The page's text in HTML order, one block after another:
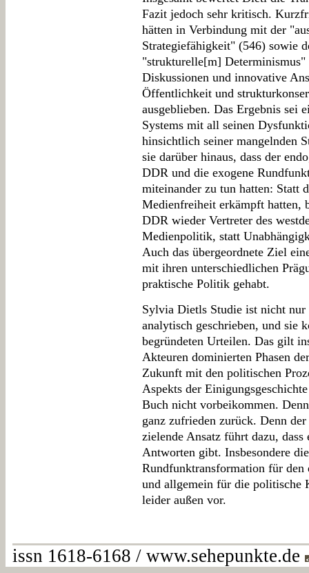
Fazit jedoch sehr kritisch.
hätten in Verbindung mit der
Strategiefähigkeit" (546) sowie
"strukturelle[m]
Diskussionen und innovative
Öffentlichkeit und
ausgeblieben. Das Ergebnis sei
Systems mit all seinen
hinsichtlich seiner mangelnden
sie darüber hinaus, dass der
DDR und die exogene
miteinander zu tun hatten: Statt
Medienfreiheit erkämpft hatten,
DDR wieder Vertreter des
Medienpolitik, statt
Auch das übergeordnete Ziel
mit ihren unterschiedlichen
praktische Politik gehabt.
Sylvia Dietls Studie ist nicht nur
analytisch geschrieben, und sie
begründeten Urteilen. Das gilt
Akteuren dominierten Phasen
Zukunft mit den politischen
Aspekts der
Buch nicht vorbeikommen.
ganz zufrieden zurück. Denn
zielende Ansatz führt dazu,
Antworten gibt. Insbesondere
Rundfunktransformation für den
und allgemein für die politische
leider außen vor.
issn 1618-6168 / www.sehepunkte.de